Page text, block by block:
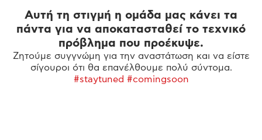
Αυτή τη στιγμή η ομάδα μας κάνει τα
πάντα για να αποκατασταθεί το τεχνικό
πρόβλημα που προέκυψε.
Ζητούμε συγγνώμη για την αναστάτωση και να είστε
σίγουροι ότι θα επανέλθουμε πολύ σύντομα.
#staytuned #comingsoon